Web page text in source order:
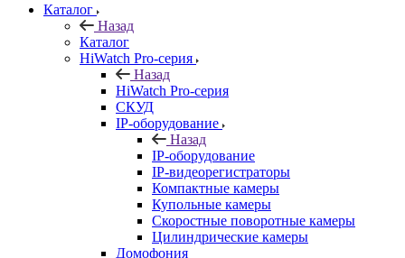
Каталог
Назад
Каталог
HiWatch Pro-серия
Назад
HiWatch Pro-серия
CКУД
IP-оборудование
Назад
IP-оборудование
IP-видеорегистраторы
Компактные камеры
Купольные камеры
Скоростные поворотные камеры
Цилиндрические камеры
Домофония